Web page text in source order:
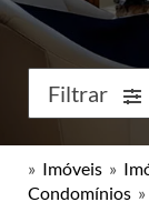
Filtrar
» Imóveis »
Condomínios »